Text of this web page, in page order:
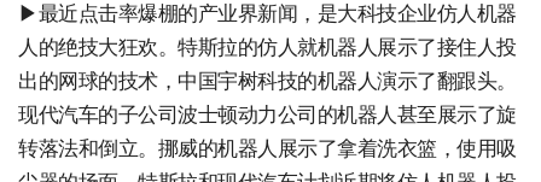
▶最近点击率爆棚的产业界新闻，是大科技企业仿人机器
人的绝技大狂欢。特斯拉的仿人就机器人展示了接住人投
出的网球的技术，中国宇树科技的机器人演示了翻跟头。
现代汽车的子公司波士顿动力公司的机器人甚至展示了旋
转落法和倒立。挪威的机器人展示了拿着洗衣篮，使用吸